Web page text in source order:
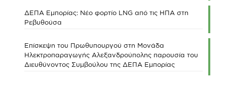
ΔΕΠΑ Εμπορίας: Νέο φορτίο LNG από τις ΗΠΑ στη
Ρεβυθούσα
Επίσκεψη του Πρωθυπουργού στη Μονάδα
Ηλεκτροπαραγωγής Αλεξανδρούπολης παρουσία του
Διευθύνοντος Συμβούλου της ΔΕΠΑ Εμπορίας